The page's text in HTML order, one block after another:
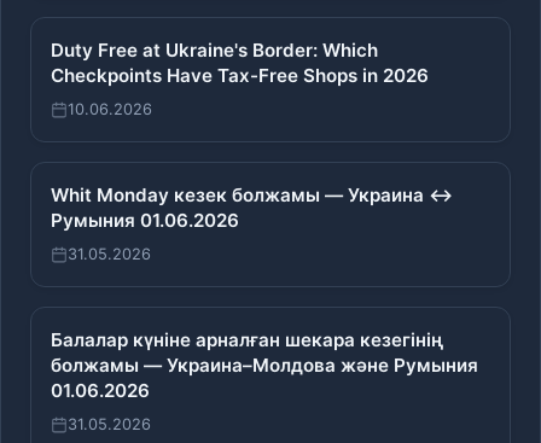
Duty Free at Ukraine's Border: Which
Checkpoints Have Tax-Free Shops in 2026
10.06.2026
Whit Monday кезек болжамы — Украина ↔
Румыния 01.06.2026
31.05.2026
Балалар күніне арналған шекара кезегінің
болжамы — Украина–Молдова және Румыния
01.06.2026
31.05.2026